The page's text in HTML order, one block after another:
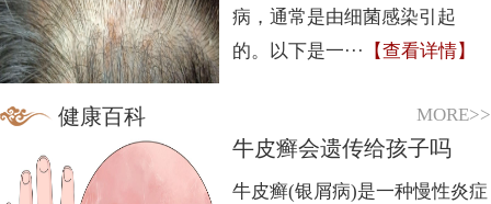
病，通常是由细菌感染引起
的。以下是一···
【查看详情】
健康百科 MORE>>
牛皮癣会遗传给孩子吗
牛皮癣(银屑病)是一种慢性炎症